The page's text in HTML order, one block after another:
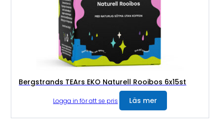
Bergstrands TEArs EKO Naturell Rooibos 6x15st
Logga in för att se pris Läs mer